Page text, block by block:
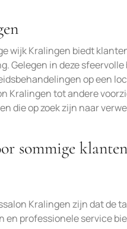
wijk Kralingen biedt
Gelegen in deze
op een
Kralingen tot andere
die op zoek zijn naar
sommige
Kralingen zijn dat de
en professionele service